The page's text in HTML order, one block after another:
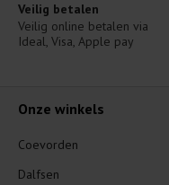
Veilig betalen
Veilig online betalen via
Ideal, Visa, Apple pay
Onze winkels
Coevorden
Dalfsen